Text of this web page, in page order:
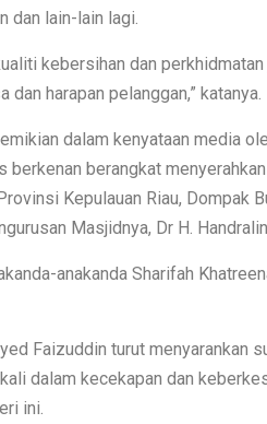
dan lain-lain lagi.
kebersihan dan perkhidmatan
harapan pelanggan,” katanya.
dalam kenyataan media
berangkat
Kepulauan Riau, Dompak
Masjidnya, Dr H.
anakanda Sharifah
Faizuddin turut menyarankan
dalam kecekapan dan
ini.